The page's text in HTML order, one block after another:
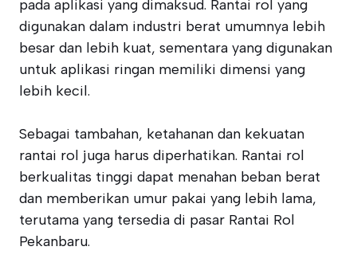
pada aplikasi yang dimaksud. Rantai rol yang
digunakan dalam industri berat umumnya lebih
besar dan lebih kuat, sementara yang digunakan
untuk aplikasi ringan memiliki dimensi yang
lebih kecil.
Sebagai tambahan, ketahanan dan kekuatan
rantai rol juga harus diperhatikan. Rantai rol
berkualitas tinggi dapat menahan beban berat
dan memberikan umur pakai yang lebih lama,
terutama yang tersedia di pasar Rantai Rol
Pekanbaru.